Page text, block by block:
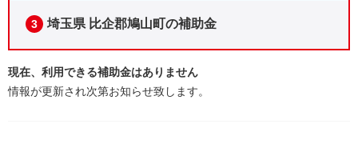
3 埼玉県 比企郡鳩山町の補助金
現在、利用できる補助金はありません
情報が更新され次第お知らせ致します。